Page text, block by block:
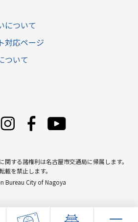
について
対応ページ
ついて
関する諸権利は名古屋市交通局に帰属します。
を禁止します。
Bureau City of Nagoya